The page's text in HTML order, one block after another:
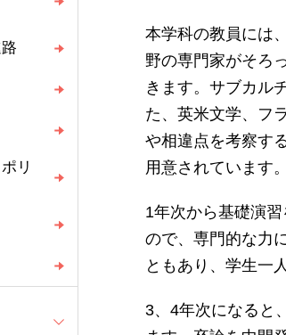
リ
本学科の教員には
野の専門家がそろ
きます。サブカル
た、英米文学、フ
や相違点を考察す
用意されています。
1年次から基礎演
ので、専門的な力
ともあり、学生一
3、4年次になると